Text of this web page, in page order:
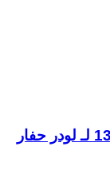
أسطوانة هيدروليكية Case كارارو 137955 لـ لودر حفار